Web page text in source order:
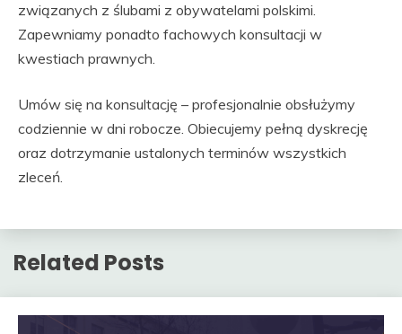
związanych z ślubami z obywatelami polskimi.
Zapewniamy ponadto fachowych konsultacji w
kwestiach prawnych.
Umów się na konsultację – profesjonalnie obsłużymy
codziennie w dni robocze. Obiecujemy pełną dyskrecję
oraz dotrzymanie ustalonych terminów wszystkich
zleceń.
Related Posts